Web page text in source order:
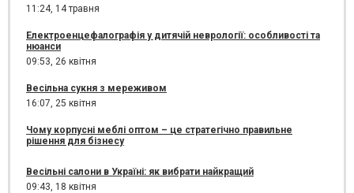
11:24, 14 травня
Електроенцефалографія у дитячій неврології: особливості та
нюанси
09:53, 26 квітня
Весільна сукня з мереживом
16:07, 25 квітня
Чому корпусні меблі оптом – це стратегічно правильне
рішення для бізнесу
Весільні салони в Україні: як вибрати найкращий
09:43, 18 квітня